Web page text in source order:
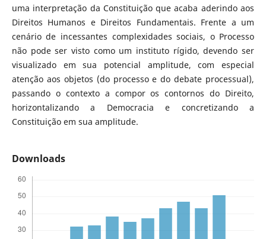
uma interpretação da Constituição que acaba aderindo aos
Direitos Humanos e Direitos Fundamentais. Frente a um
cenário de incessantes complexidades sociais, o Processo
não pode ser visto como um instituto rígido, devendo ser
visualizado em sua potencial amplitude, com especial
atenção aos objetos (do processo e do debate processual),
passando o contexto a compor os contornos do Direito,
horizontalizando a Democracia e concretizando a
Constituição em sua amplitude.
Downloads